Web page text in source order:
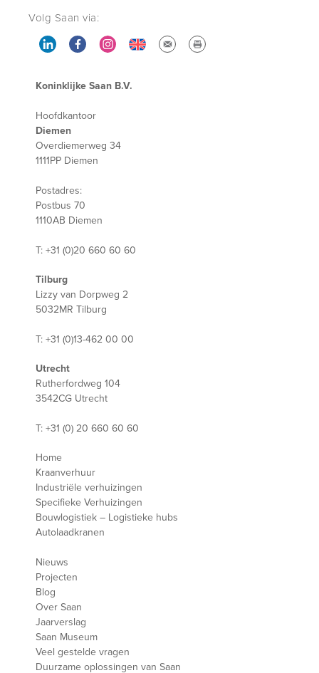
Volg Saan via:
Koninklijke Saan B.V.
Hoofdkantoor
Diemen
Overdiemerweg 34
1111PP Diemen
Postadres:
Postbus 70
1110AB Diemen
T: +31 (0)20 660 60 60
Tilburg
Lizzy van Dorpweg 2
5032MR Tilburg
T: +31 (0)13-462 00 00
Utrecht
Rutherfordweg 104
3542CG Utrecht
T: +31 (0) 20 660 60 60
Home
Kraanverhuur
Industriële verhuizingen
Specifieke Verhuizingen
Bouwlogistiek – Logistieke hubs
Autolaadkranen
Nieuws
Projecten
Blog
Over Saan
Jaarverslag
Saan Museum
Veel gestelde vragen
Duurzame oplossingen van Saan